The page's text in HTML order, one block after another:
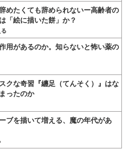
めたくても辞められないー高齢者の
「絵に描いた餅」か？
用があるのか。知らないと怖い薬の
クな奇習『纏足（てんそく）』はな
ったのか
ブを描いて増える、魔の年代があ